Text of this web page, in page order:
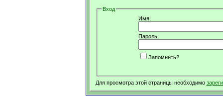
Вход
Имя:
Пароль:
Запомнить?
Для просмотра этой страницы необходимо